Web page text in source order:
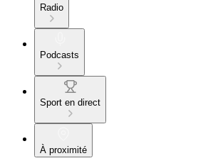
Radio
Podcasts
Sport en direct
À proximité